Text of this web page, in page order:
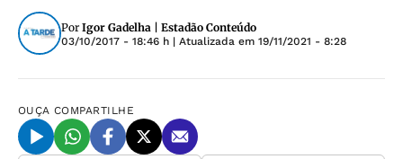
Por Igor Gadelha | Estadão Conteúdo
03/10/2017 - 18:46 h | Atualizada em 19/11/2021 - 8:28
OUÇA COMPARTILHE